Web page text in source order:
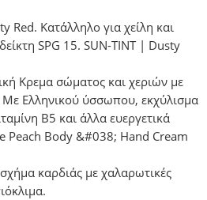
Red. Κατάλληλο για χείλη και
SPG 15. SUN-TINT | Dusty
Κρεμα σώματος και χεριών με
Με Ελληνικού ύσσωπου, εκχύλισμα
Β5 και άλλα ευεργετικά
Peach Body &#038; Hand Cream
καρδιάς με χαλαρωτικές